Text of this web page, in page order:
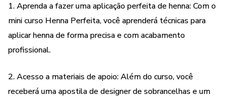
1. Aprenda a fazer uma aplicação perfeita de henna: Com o
mini curso Henna Perfeita, você aprenderá técnicas para
aplicar henna de forma precisa e com acabamento
profissional.
2. Acesso a materiais de apoio: Além do curso, você
receberá uma apostila de designer de sobrancelhas e um